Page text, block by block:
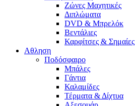
Ζώνες Μαχητικές
Διπλώματα
DVD & Μπρελόκ
Βεντάλιες
Καρφίτσες & Σημαίες
Αθληση
Ποδόσφαιρο
Μπάλες
Γάντια
Καλαμίδες
Τέρματα & Δίχτυα